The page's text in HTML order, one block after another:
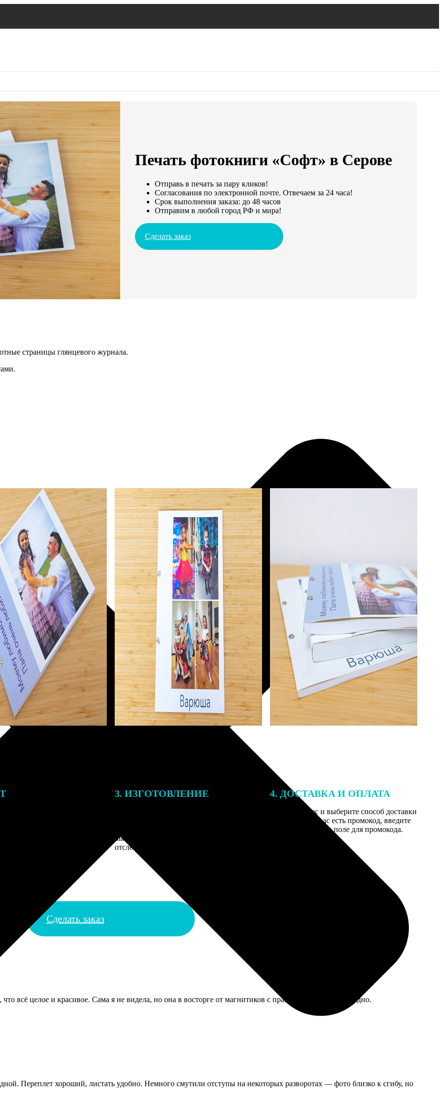
Печать фотокниги «Софт» в Серове
Отправь в печать за пару кликов!
Согласования по электронной почте. Отвечаем за 24 часа!
Срок выполнения заказа: до 48 часов
Отправим в любой город РФ и мира!
Сделать заказ
страницы глянцевого журнала.
3. ИЗГОТОВЛЕНИЕ
вы получите письмо с трек-номером для
отслеживания.
4. ДОСТАВКА И ОПЛАТА
Введите адрес и выберите способ доставки
заказа. Если у вас есть промокод, введите
его в специальное поле для промокода.
Сделать заказ
всё целое и красивое. Сама я не видела, но она в восторге от магнитиков с правнуками, значит, и ладно.
Переплет хороший, листать удобно. Немного смутили отступы на некоторых разворотах — фото близко к сгибу, но